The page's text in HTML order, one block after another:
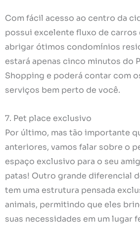
Com fácil acesso ao centro da
possui excelente fluxo de carros
abrigar ótimos condomínios
estará apenas cinco minutos do
Shopping e poderá contar com
serviços bem perto de você.
7. Pet place exclusivo
Por último, mas tão importante
anteriores, vamos falar sobre o
espaço exclusivo para o seu
patas! Outro grande diferencial
tem uma estrutura pensada
animais, permitindo que eles
suas necessidades em um lugar